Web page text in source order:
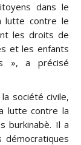
dans le
lutte contre le
les droits de
et les enfants
», a précisé
société civile,
lutte contre la
burkinabè. Il a
démocratiques